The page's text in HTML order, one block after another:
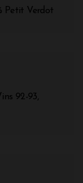
Petit Verdot
92-93,